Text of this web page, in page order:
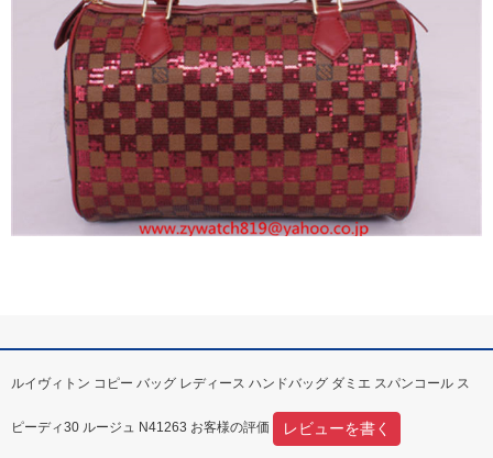
ルイヴィトン コピー バッグ レディース ハンドバッグ ダミエ スパンコール ス
ピーディ30 ルージュ N41263 お客様の評価 レビューを書く